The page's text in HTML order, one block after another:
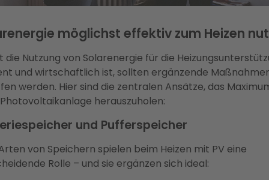
möglichst effektiv zum Heizen
die Nutzung von Solarenergie für die
und wirtschaftlich ist, sollten ergänzende
werden. Hier sind die zentralen Ansätze, das
herauszuholen:
und Pufferspeicher
von Speichern spielen beim Heizen mit PV eine
Rolle – und sie ergänzen sich ideal: